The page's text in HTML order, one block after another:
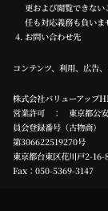
更および閲覧できな
任も対応義務も負いま
お問い合わせ先
コンテンツ、利用、広告
株式会社バリューアップ
営業許可 ： 東京都公
員会登録番号（古物商）
第306622519270号
東京都台東区花川戸2-16-
Fax：050-5369-3147